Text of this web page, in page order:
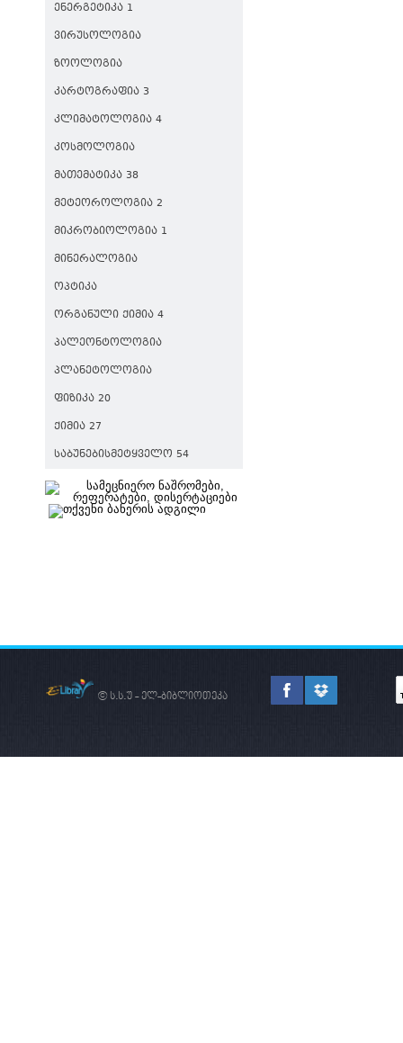
ᲔᲜᲔᲠᲒᲔᲢᲘᲙᲐ 1
ᲕᲘᲠᲣᲡᲝᲚᲝᲒᲘᲐ
ᲖᲝᲝᲚᲝᲒᲘᲐ
ᲙᲐᲠᲢᲝᲒᲠᲐᲤᲘᲐ 3
ᲙᲚᲘᲛᲐᲢᲝᲚᲝᲒᲘᲐ 4
ᲙᲝᲡᲛᲝᲚᲝᲒᲘᲐ
ᲛᲐᲗᲔᲛᲐᲢᲘᲙᲐ 38
ᲛᲔᲢᲔᲝᲠᲝᲚᲝᲒᲘᲐ 2
ᲛᲘᲙᲠᲝᲑᲘᲝᲚᲝᲒᲘᲐ 1
ᲛᲘᲜᲔᲠᲐᲚᲝᲒᲘᲐ
ᲝᲞᲢᲘᲙᲐ
ᲝᲠᲒᲐᲜᲣᲚᲘ ᲥᲘᲛᲘᲐ 4
ᲞᲐᲚᲔᲝᲜᲢᲝᲚᲝᲒᲘᲐ
ᲞᲚᲐᲜᲔᲢᲝᲚᲝᲒᲘᲐ
ᲤᲘᲖᲘᲙᲐ 20
ᲥᲘᲛᲘᲐ 27
ᲡᲐᲑᲣᲜᲔᲑᲘᲡᲛᲔᲢᲧᲕᲔᲚᲝ 54
© ს.ს.უ - ელ-ბიბლიოთეკა